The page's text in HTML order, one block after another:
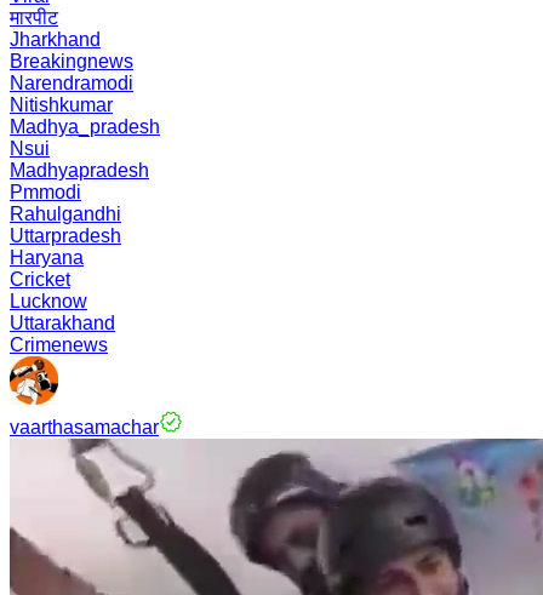
मारपीट
Jharkhand
Breakingnews
Narendramodi
Nitishkumar
Madhya_pradesh
Nsui
Madhyapradesh
Pmmodi
Rahulgandhi
Uttarpradesh
Haryana
Cricket
Lucknow
Uttarakhand
Crimenews
vaarthasamachar